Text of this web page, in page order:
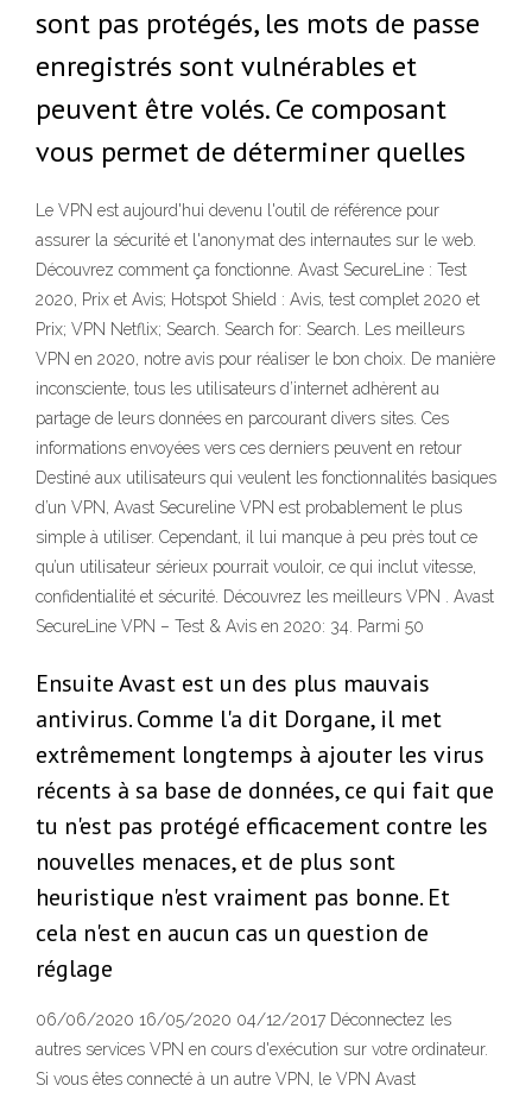
sont pas protégés, les mots de passe
enregistrés sont vulnérables et
peuvent être volés. Ce composant
vous permet de déterminer quelles
Le VPN est aujourd'hui devenu l'outil de référence pour
assurer la sécurité et l'anonymat des internautes sur le web.
Découvrez comment ça fonctionne. Avast SecureLine : Test
2020, Prix et Avis; Hotspot Shield : Avis, test complet 2020 et
Prix; VPN Netflix; Search. Search for: Search. Les meilleurs
VPN en 2020, notre avis pour réaliser le bon choix. De manière
inconsciente, tous les utilisateurs d’internet adhèrent au
partage de leurs données en parcourant divers sites. Ces
informations envoyées vers ces derniers peuvent en retour
Destiné aux utilisateurs qui veulent les fonctionnalités basiques
d’un VPN, Avast Secureline VPN est probablement le plus
simple à utiliser. Cependant, il lui manque à peu près tout ce
qu’un utilisateur sérieux pourrait vouloir, ce qui inclut vitesse,
confidentialité et sécurité. Découvrez les meilleurs VPN . Avast
SecureLine VPN – Test & Avis en 2020: 34. Parmi 50
Ensuite Avast est un des plus mauvais
antivirus. Comme l'a dit Dorgane, il met
extrêmement longtemps à ajouter les virus
récents à sa base de données, ce qui fait que
tu n'est pas protégé efficacement contre les
nouvelles menaces, et de plus sont
heuristique n'est vraiment pas bonne. Et
cela n'est en aucun cas un question de
réglage
06/06/2020 16/05/2020 04/12/2017 Déconnectez les
autres services VPN en cours d'exécution sur votre ordinateur.
Si vous êtes connecté à un autre VPN, le VPN Avast